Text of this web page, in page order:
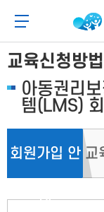
로
가
기
로
가
기
메뉴 버튼
아동
교육신청방법
아동권리
템(LMS)
회원가입 안
내
교